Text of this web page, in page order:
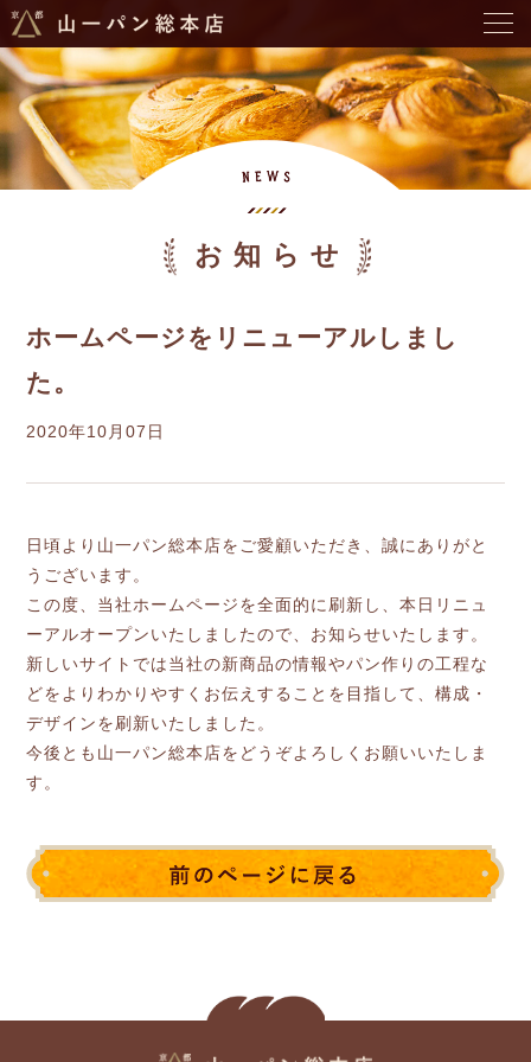
お知らせ
ホームページをリニューアルしまし
た。
2020年10月07日
日頃より山一パン総本店をご愛顧いただき、誠にありがと
うございます。
この度、当社ホームページを全面的に刷新し、本日リニュ
ーアルオープンいたしましたので、お知らせいたします。
新しいサイトでは当社の新商品の情報やパン作りの工程な
どをよりわかりやすくお伝えすることを目指して、構成・
デザインを刷新いたしました。
今後とも山一パン総本店をどうぞよろしくお願いいたしま
す。